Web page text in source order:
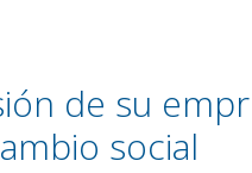
de su
social